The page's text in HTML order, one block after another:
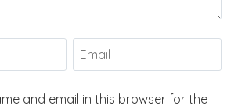
and email in this browser for the